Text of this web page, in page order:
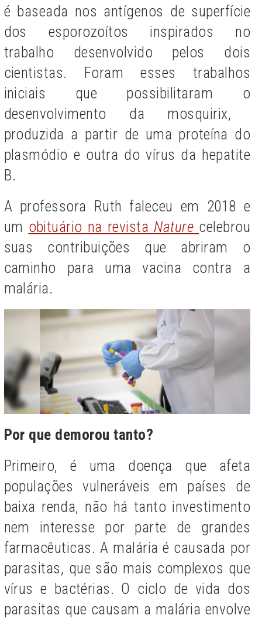
é baseada nos antígenos de superfície
dos esporozoítos inspirados no
trabalho desenvolvido pelos dois
cientistas. Foram esses trabalhos
iniciais que possibilitaram o
desenvolvimento da mosquirix,
produzida a partir de uma proteína do
plasmódio e outra do vírus da hepatite
B.
A professora Ruth faleceu em 2018 e
um obituário na revistaNature celebrou
suas contribuições que abriram o
caminho para uma vacina contra a
malária.
Por que demorou tanto?
Primeiro, é uma doença que afeta
populações vulneráveis em países de
baixa renda, não há tanto investimento
nem interesse por parte de grandes
farmacêuticas. A malária é causada por
parasitas, que são mais complexos que
vírus e bactérias. O ciclo de vida dos
parasitas que causam a malária envolve